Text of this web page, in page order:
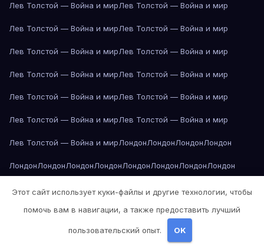
Лев Толстой — Война и мирЛев Толстой — Война и мир
Лев Толстой — Война и мирЛев Толстой — Война и мир
Лев Толстой — Война и мирЛев Толстой — Война и мир
Лев Толстой — Война и мирЛев Толстой — Война и мир
Лев Толстой — Война и мирЛев Толстой — Война и мир
Лев Толстой — Война и мирЛев Толстой — Война и мир
Лев Толстой — Война и мирЛондонЛондонЛондонЛондон
ЛондонЛондонЛондонЛондонЛондонЛондонЛондонЛондон
Лондон Лондон Лос-Анджелес Лос-Анджелес
Лос-АнджелесЛос-АнджелесЛос-АнджелесЛос-Анджелес
Лос-АнджелесЛос-АнджелесЛос-Анджелес
Этот сайт использует куки-файлы и другие технологии, чтобы
помочь вам в навигации, а также предоставить лучший
пользовательский опыт. OK